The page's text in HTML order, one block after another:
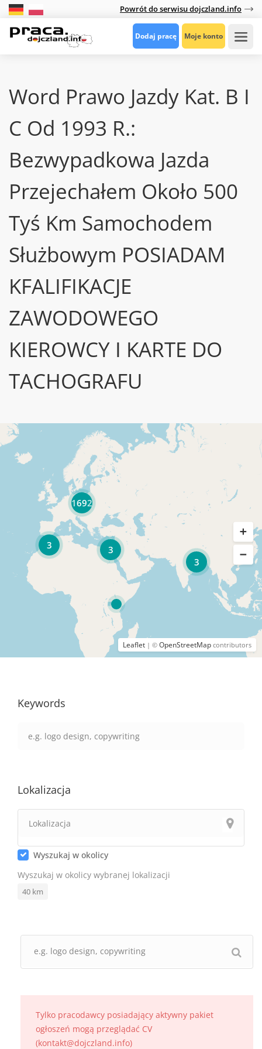
Powrót do serwisu dojczland.info
Dodaj pracę Moje konto
Word Prawo Jazdy Kat. B I
C Od 1993 R.:
Bezwypadkowa Jazda
Przejechałem Około 500
Tyś Km Samochodem
Służbowym POSIADAM
KFALIFIKACJE
ZAWODOWEGO
KIEROWCY I KARTE DO
TACHOGRAFU
3
3
3
1692
Leaflet | © OpenStreetMap contributors
Keywords
Lokalizacja
Wyszukaj w okolicy
Wyszukaj w okolicy wybranej lokalizacji
40 km
Tylko pracodawcy posiadający aktywny pakiet
ogłoszeń mogą przeglądać CV
(kontakt@dojczland.info)